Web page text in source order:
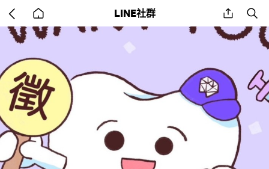
back
to
home
LINE社群 share